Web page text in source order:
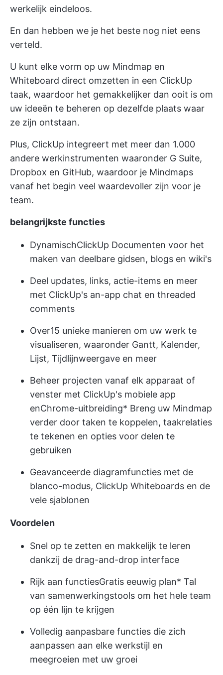
werkelijk eindeloos.
En dan hebben we je het beste nog niet eens
verteld.
U kunt elke vorm op uw Mindmap en
Whiteboard direct omzetten in een ClickUp
taak, waardoor het gemakkelijker dan ooit is om
uw ideeën te beheren op dezelfde plaats waar
ze zijn ontstaan.
Plus, ClickUp integreert met meer dan 1.000
andere werkinstrumenten waaronder G Suite,
Dropbox en GitHub, waardoor je Mindmaps
vanaf het begin veel waardevoller zijn voor je
team.
belangrijkste functies
DynamischClickUp Documenten voor het
maken van deelbare gidsen, blogs en wiki's
Deel updates, links, actie-items en meer
met ClickUp's an-app chat en threaded
comments
Over15 unieke manieren om uw werk te
visualiseren, waaronder Gantt, Kalender,
Lijst, Tijdlijnweergave en meer
Beheer projecten vanaf elk apparaat of
venster met ClickUp's mobiele app
enChrome-uitbreiding* Breng uw Mindmap
verder door taken te koppelen, taakrelaties
te tekenen en opties voor delen te
gebruiken
Geavanceerde diagramfuncties met de
blanco-modus, ClickUp Whiteboards en de
vele sjablonen
Voordelen
Snel op te zetten en makkelijk te leren
dankzij de drag-and-drop interface
Rijk aan functiesGratis eeuwig plan* Tal
van samenwerkingstools om het hele team
op één lijn te krijgen
Volledig aanpasbare functies die zich
aanpassen aan elke werkstijl en
meegroeien met uw groei